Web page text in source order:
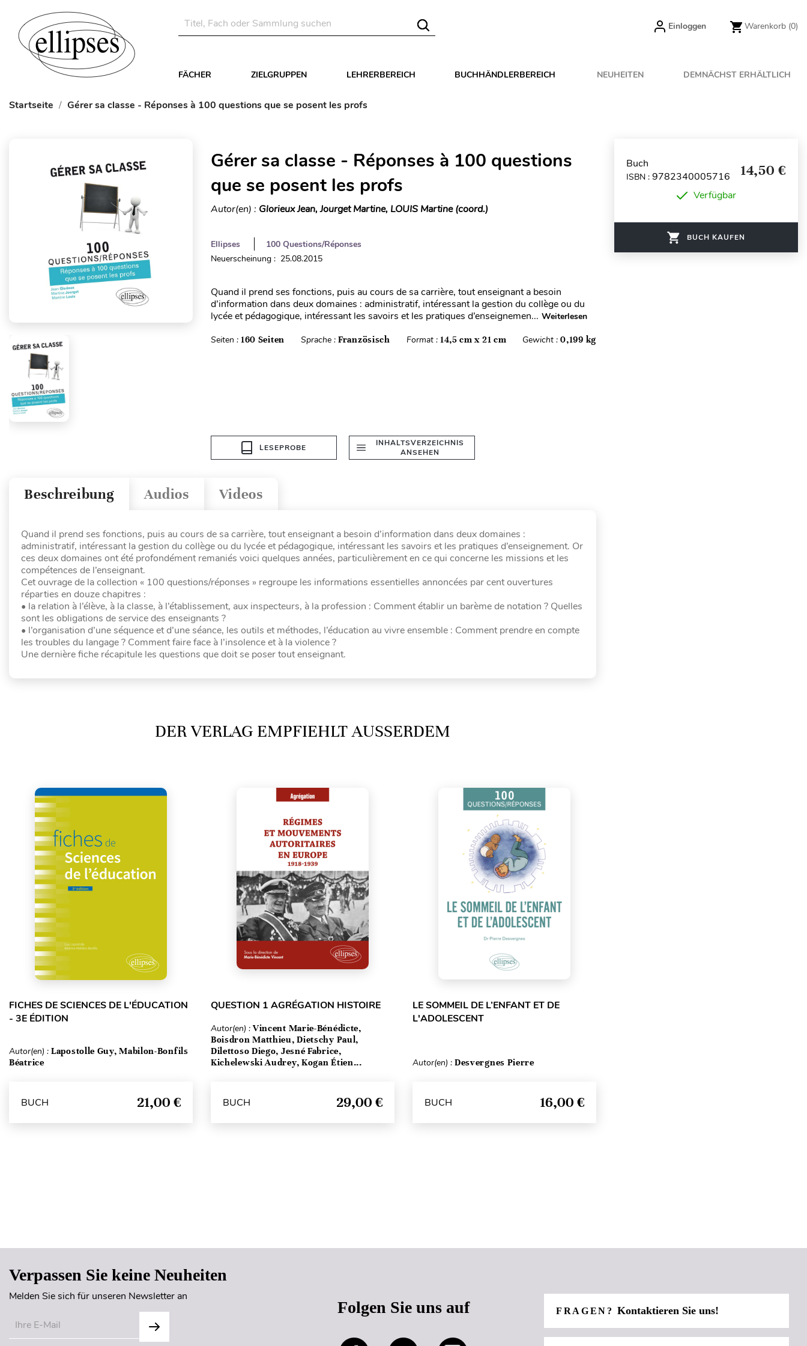
Einloggen Warenkorb (0)
FÄCHER ZIELGRUPPEN LEHRERBEREICH BUCHHÄNDLERBEREICH NEUHEITEN DEMNÄCHST ERHÄLTLICH
Startseite Gérer sa classe - Réponses à 100 questions que se posent les profs
Gérer sa classe - Réponses à 100 questions
que se posent les profs
Autor(en) : Glorieux Jean, Jourget Martine, LOUIS Martine (coord.)
Ellipses
100 Questions/Réponses
Neuerscheinung : 25.08.2015
Quand il prend ses fonctions, puis au cours de sa carrière, tout enseignant a besoin
d’information dans deux domaines : administratif, intéressant la gestion du collège ou du
lycée et pédagogique, intéressant les savoirs et les pratiques d’enseignemen... Weiterlesen
Seiten : 160 Seiten Sprache :Französisch Format : 14,5 cm x 21 cm Gewicht :0,199 kg
LESEPROBE
INHALTSVERZEICHNIS
ANSEHEN
Videos
Audios
Beschreibung
Quand il prend ses fonctions, puis au cours de sa carrière, tout enseignant a besoin d’information dans deux domaines :
administratif, intéressant la gestion du collège ou du lycée et pédagogique, intéressant les savoirs et les pratiques d’enseignement. Or
ces deux domaines ont été profondément remaniés voici quelques années, particulièrement en ce qui concerne les missions et les
compétences de l’enseignant.
Cet ouvrage de la collection « 100 questions/réponses » regroupe les informations essentielles annoncées par cent ouvertures
réparties en douze chapitres :
• la relation à l’élève, à la classe, à l’établissement, aux inspecteurs, à la profession : Comment établir un barème de notation ? Quelles
sont les obligations de service des enseignants ?
• l’organisation d’une séquence et d’une séance, les outils et méthodes, l’éducation au vivre ensemble : Comment prendre en compte
les troubles du langage ? Comment faire face à l’insolence et à la violence ?
Une dernière fiche récapitule les questions que doit se poser tout enseignant.
DER VERLAG EMPFIEHLT AUSSERDEM
FICHES DE SCIENCES DE L'ÉDUCATION
- 3E ÉDITION
Autor(en) : Lapostolle Guy, Mabilon-Bonfils
Béatrice
BUCH 21,00 €
QUESTION 1 AGRÉGATION HISTOIRE
Autor(en) : Vincent Marie-Bénédicte,
Boisdron Matthieu, Dietschy Paul,
Dilettoso Diego, Jesné Fabrice,
Kichelewski Audrey, Kogan Étien...
BUCH 29,00 €
LE SOMMEIL DE L’ENFANT ET DE
L'ADOLESCENT
Autor(en) : Desvergnes Pierre
BUCH 16,00 €
Buch
ISBN : 9782340005716 14,50 €
Verfügbar
BUCH KAUFEN
Verpassen Sie keine Neuheiten
Melden Sie sich für unseren Newsletter an
Folgen Sie uns auf FRAGEN?Kontaktieren Sie uns!